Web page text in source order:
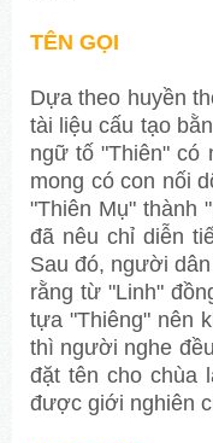
TÊN GỌI
Dựa theo huyền
tài liệu cấu tạo
ngữ tố "Thiên"
mong có con nối
"Thiên Mụ" thành
đã nêu chỉ diễn
Sau đó, người
rằng từ "Linh"
tựa "Thiêng" nên
thì người nghe
đặt tên cho chùa
được giới nghiên